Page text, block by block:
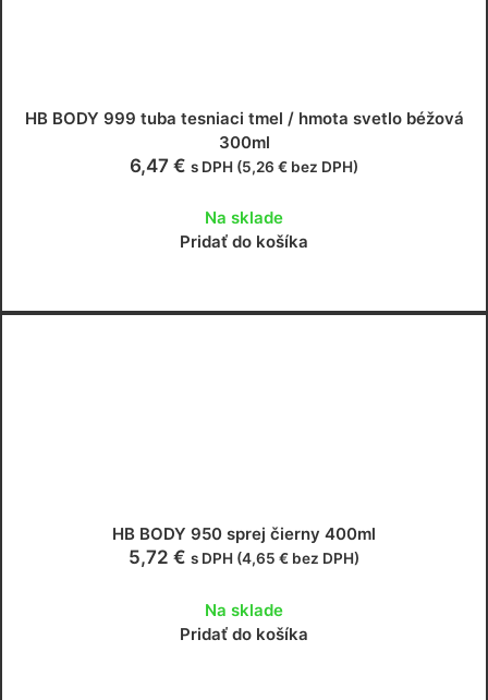
HB BODY 999 tuba tesniaci tmel / hmota svetlo béžová
300ml
6,47 € s DPH (5,26 € bez DPH)
Na sklade
Pridať do košíka
HB BODY 950 sprej čierny 400ml
5,72 € s DPH (4,65 € bez DPH)
Na sklade
Pridať do košíka